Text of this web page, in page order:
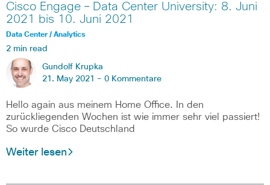
Cisco Engage – Data Center University: 8. Juni
2021 bis 10. Juni 2021
Data Center / Analytics
2 min read
Gundolf Krupka
21. May 2021 - 0 Kommentare
Hello again aus meinem Home Office. In den
zurückliegenden Wochen ist wie immer sehr viel passiert!
So wurde Cisco Deutschland
Weiter lesen